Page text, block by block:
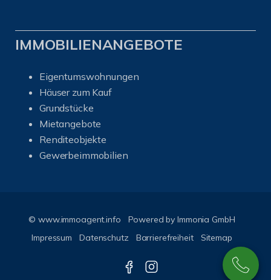
IMMOBILIENANGEBOTE
Eigentumswohnungen
Häuser zum Kauf
Grundstücke
Mietangebote
Renditeobjekte
Gewerbeimmobilien
© www.immoagent.info Powered byImmonia GmbH
Impressum
Datenschutz Barrierefreiheit Sitemap